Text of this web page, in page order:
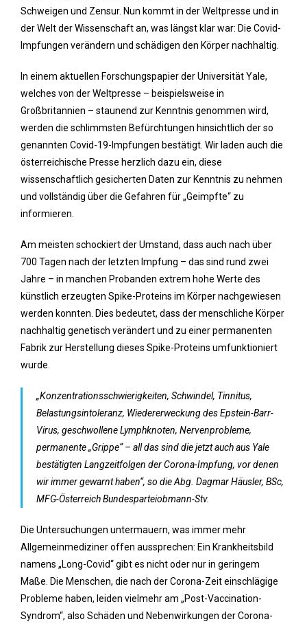
Schweigen und Zensur. Nun kommt in der Weltpresse und in
der Welt der Wissenschaft an, was längst klar war: Die Covid-
Impfungen verändern und schädigen den Körper nachhaltig.
In einem aktuellen Forschungspapier der Universität Yale,
welches von der Weltpresse – beispielsweise in
Großbritannien – staunend zur Kenntnis genommen wird,
werden die schlimmsten Befürchtungen hinsichtlich der so
genannten Covid-19-Impfungen bestätigt. Wir laden auch die
österreichische Presse herzlich dazu ein, diese
wissenschaftlich gesicherten Daten zur Kenntnis zu nehmen
und vollständig über die Gefahren für „Geimpfte“ zu
informieren.
Am meisten schockiert der Umstand, dass auch nach über
700 Tagen nach der letzten Impfung – das sind rund zwei
Jahre – in manchen Probanden extrem hohe Werte des
künstlich erzeugten Spike-Proteins im Körper nachgewiesen
werden konnten. Dies bedeutet, dass der menschliche Körper
nachhaltig genetisch verändert und zu einer permanenten
Fabrik zur Herstellung dieses Spike-Proteins umfunktioniert
wurde.
„Konzentrationsschwierigkeiten, Schwindel, Tinnitus,
Belastungsintoleranz, Wiedererweckung des Epstein-Barr-
Virus, geschwollene Lymphknoten, Nervenprobleme,
permanente „Grippe“ – all das sind die jetzt auch aus Yale
bestätigten Langzeitfolgen der Corona-Impfung, vor denen
wir immer gewarnt haben“, so die Abg. Dagmar Häusler, BSc,
MFG-Österreich Bundesparteiobmann-Stv.
Die Untersuchungen untermauern, was immer mehr
Allgemeinmediziner offen aussprechen: Ein Krankheitsbild
namens „Long-Covid“ gibt es nicht oder nur in geringem
Maße. Die Menschen, die nach der Corona-Zeit einschlägige
Probleme haben, leiden vielmehr am „Post-Vaccination-
Syndrom“, also Schäden und Nebenwirkungen der Corona-